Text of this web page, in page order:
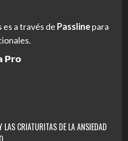
es a través de Passlinepara
𝗣𝗿𝗼
LAS CRIATURITAS DE LA ANSIEDAD